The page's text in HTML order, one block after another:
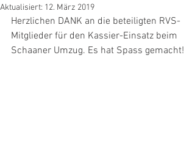
Aktualisiert: 12. März 2019
Herzlichen DANK an die beteiligten RVS-
Mitglieder für den Kassier-Einsatz beim
Schaaner Umzug. Es hat Spass gemacht!